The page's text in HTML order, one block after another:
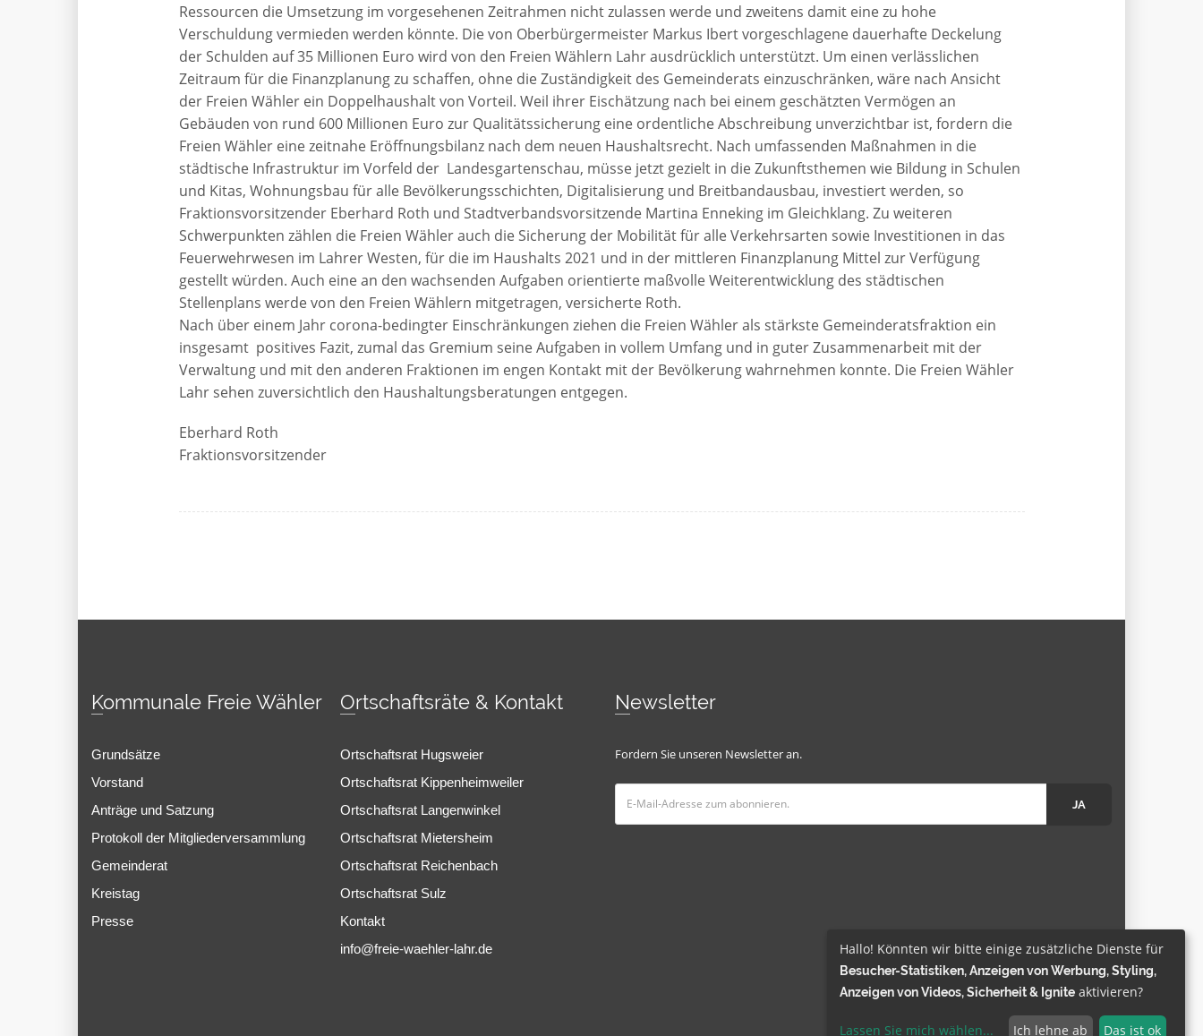
Ressourcen die Umsetzung im vorgesehenen Zeitrahmen nicht zulassen werde und zweitens damit eine zu hohe
Verschuldung vermieden werden könnte. Die von Oberbürgermeister Markus Ibert vorgeschlagene dauerhafte Deckelung
der Schulden auf 35 Millionen Euro wird von den Freien Wählern Lahr ausdrücklich unterstützt. Um einen verlässlichen
Zeitraum für die Finanzplanung zu schaffen, ohne die Zuständigkeit des Gemeinderats einzuschränken, wäre nach Ansicht
der Freien Wähler ein Doppelhaushalt von Vorteil. Weil ihrer Eischätzung nach bei einem geschätzten Vermögen an
Gebäuden von rund 600 Millionen Euro zur Qualitätssicherung eine ordentliche Abschreibung unverzichtbar ist, fordern die
Freien Wähler eine zeitnahe Eröffnungsbilanz nach dem neuen Haushaltsrecht. Nach umfassenden Maßnahmen in die
städtische Infrastruktur im Vorfeld der Landesgartenschau, müsse jetzt gezielt in die Zukunftsthemen wie Bildung in Schulen
und Kitas, Wohnungsbau für alle Bevölkerungsschichten, Digitalisierung und Breitbandausbau, investiert werden, so
Fraktionsvorsitzender Eberhard Roth und Stadtverbandsvorsitzende Martina Enneking im Gleichklang. Zu weiteren
Schwerpunkten zählen die Freien Wähler auch die Sicherung der Mobilität für alle Verkehrsarten sowie Investitionen in das
Feuerwehrwesen im Lahrer Westen, für die im Haushalts 2021 und in der mittleren Finanzplanung Mittel zur Verfügung
gestellt würden. Auch eine an den wachsenden Aufgaben orientierte maßvolle Weiterentwicklung des städtischen
Stellenplans werde von den Freien Wählern mitgetragen, versicherte Roth.
Nach über einem Jahr corona-bedingter Einschränkungen ziehen die Freien Wähler als stärkste Gemeinderatsfraktion ein
insgesamt positives Fazit, zumal das Gremium seine Aufgaben in vollem Umfang und in guter Zusammenarbeit mit der
Verwaltung und mit den anderen Fraktionen im engen Kontakt mit der Bevölkerung wahrnehmen konnte. Die Freien Wähler
Lahr sehen zuversichtlich den Haushaltungsberatungen entgegen.
Eberhard Roth
Fraktionsvorsitzender
Kommunale Freie Wähler
Grundsätze
Vorstand
Anträge und Satzung
Protokoll der Mitgliederversammlung
Gemeinderat
Kreistag
Presse
Ortschaftsräte & Kontakt
Ortschaftsrat Hugsweier
Ortschaftsrat Kippenheimweiler
Ortschaftsrat Langenwinkel
Ortschaftsrat Mietersheim
Ortschaftsrat Reichenbach
Ortschaftsrat Sulz
Kontakt
info@freie-waehler-lahr.de
Newsletter
Fordern Sie unseren Newsletter an.
JA
Hallo! Könnten wir bitte einige zusätzliche Dienste für
Besucher-Statistiken, Anzeigen von Werbung, Styling,
Anzeigen von Videos, Sicherheit & Ignite aktivieren?
Lassen Sie mich wählen... Ich lehne ab Das ist ok